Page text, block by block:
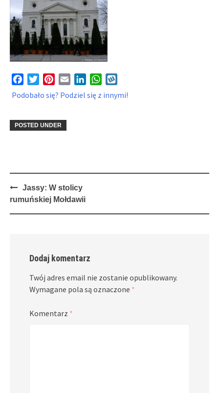
FacebookTwitterPinterest
Email LinkedInWhatsApp
Podobało się? Podziel się z innymi!
POSTED UNDER
Post
navigation
Jassy: W stolicy
rumuńskiej Mołdawii
Dodaj komentarz
Twój adres email nie zostanie opublikowany.
Wymagane pola są oznaczone *
Komentarz *